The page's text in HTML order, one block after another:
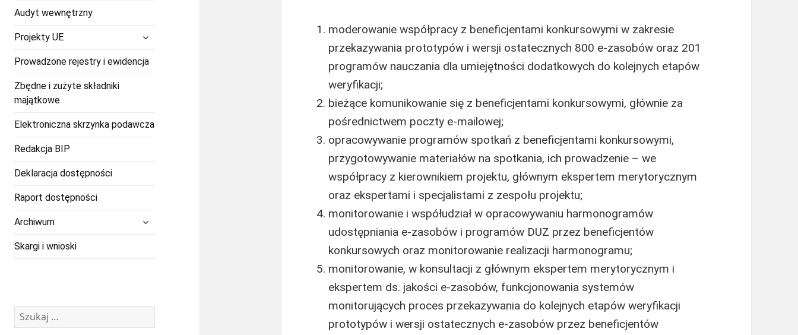
Audyt wewnętrzny
Projekty UE
potomne
Prowadzone rejestry i ewidencja
Zbędne i zużyte składniki
majątkowe
Elektroniczna skrzynka podawcza
Redakcja BIP
Deklaracja dostępności
Raport dostępności
Archiwum
Skargi i wnioski
Szukaj:
moderowanie współpracy z beneficjentami konkursowymi w zakresie
przekazywania prototypów i wersji ostatecznych 800 e-zasobów oraz 201
programów nauczania dla umiejętności dodatkowych do kolejnych etapów
weryfikacji;
bieżące komunikowanie się z beneficjentami konkursowymi, głównie za
pośrednictwem poczty e-mailowej;
opracowywanie programów spotkań z beneficjentami konkursowymi,
przygotowywanie materiałów na spotkania, ich prowadzenie – we
współpracy z kierownikiem projektu, głównym ekspertem merytorycznym
oraz ekspertami i specjalistami z zespołu projektu;
monitorowanie i współudział w opracowywaniu harmonogramów
udostępniania e-zasobów i programów DUZ przez beneficjentów
konkursowych oraz monitorowanie realizacji harmonogramu;
monitorowanie, w konsultacji z głównym ekspertem merytorycznym i
ekspertem ds. jakości e-zasobów, funkcjonowania systemów
monitorujących proces przekazywania do kolejnych etapów weryfikacji
prototypów i wersji ostatecznych e-zasobów przez beneficjentów